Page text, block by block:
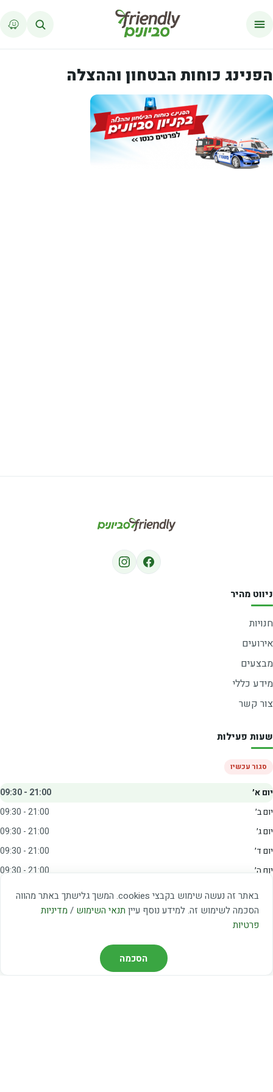
באתר זה נעשה שימוש בקבצי cookies. המשך גלישתך באתר מהווה
הסכמה לשימוש זה. למידע נוסף עיין תנאי השימוש / מדיניות
פרטיות
הסכמה
הפנינג כוחות הבטחון וההצלה
ניווט מהיר
חנויות
אירועים
מבצעים
מידע כללי
צור קשר
שעות פעילות
סגור עכשיו
יום א׳
09:30 - 21:00
יום ב׳
09:30 - 21:00
יום ג׳
09:30 - 21:00
יום ד׳
09:30 - 21:00
יום ה׳
09:30 - 21:00
09:00 - 15:00
שבת
20:00 - 23:00